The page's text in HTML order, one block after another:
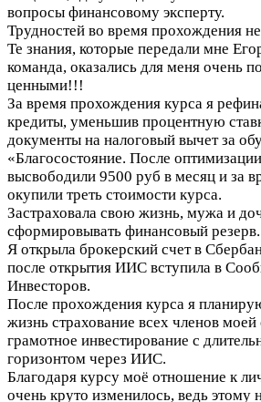
вопросы финансовому эксперту.
Трудностей во время прохождения
Те знания, которые передали мне
команда, оказались для меня очень
ценными!!!
За время прохождения курса я
кредиты, уменьшив процентную
документы на налоговый вычет за
«Благосостояние. После
высвободили 9500 руб в месяц и за
окупили треть стоимости курса.
Застраховала свою жизнь, мужа и
сформировывать финансовый резерв.
Я открыла брокерский счет в
после открытия ИИС вступила в
Инвесторов.
После прохождения курса я
жизнь страхование всех членов
грамотное инвестирование с
горизонтом через ИИС.
Благодаря курсу моё отношение к
очень круто изменилось, ведь этому